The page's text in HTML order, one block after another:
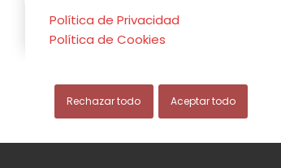
Política de Privacidad
Política de Cookies
Rechazar todo Aceptar todo